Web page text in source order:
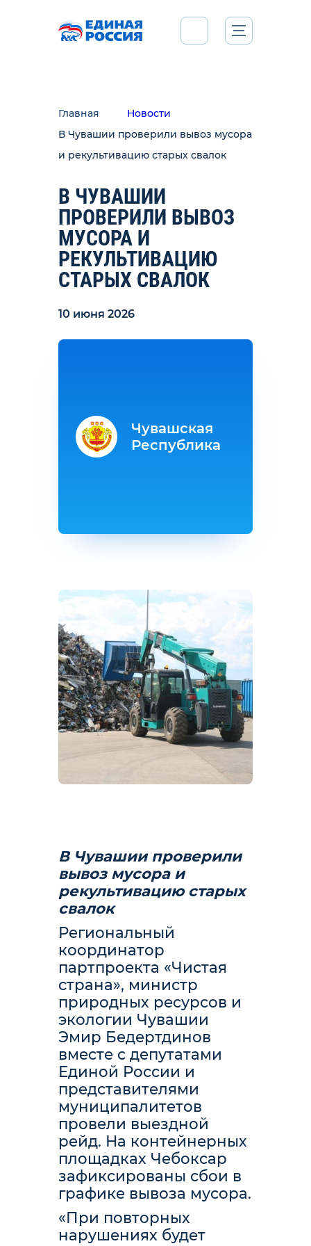
Главная
Новости
В Чувашии проверили вывоз мусора
и рекультивацию старых свалок
В ЧУВАШИИ
ПРОВЕРИЛИ ВЫВОЗ
МУСОРА И
РЕКУЛЬТИВАЦИЮ
СТАРЫХ СВАЛОК
10 июня 2026
В Чувашии проверили
вывоз мусора и
рекультивацию старых
свалок
Региональный
координатор
партпроекта «Чистая
страна», министр
природных ресурсов и
экологии Чувашии
Эмир Бедертдинов
вместе с депутатами
Единой России и
представителями
муниципалитетов
провели выездной
рейд. На контейнерных
площадках Чебоксар
зафиксированы сбои в
графике вывоза мусора.
«При повторных
нарушениях будет
Чувашская
Республика